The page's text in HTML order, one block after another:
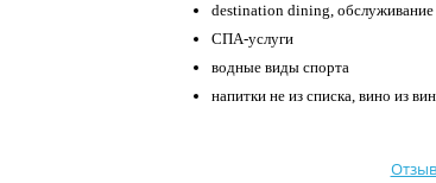
destination dining, обслуживание
СПА-услуги
водные виды спорта
напитки не из списка, вино из